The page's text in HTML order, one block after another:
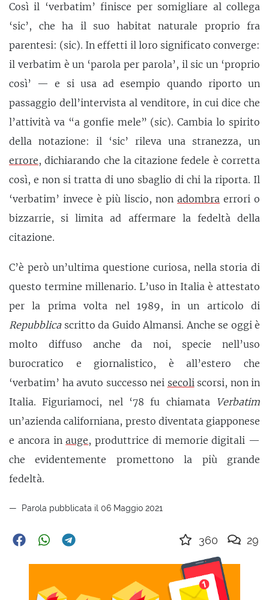
Così il ‘verbatim’ finisce per somigliare al collega
‘sic’, che ha il suo habitat naturale proprio fra
parentesi: (sic). In effetti il loro significato converge:
il verbatim è un ‘parola per parola’, il sic un ‘proprio
così’ — e si usa ad esempio quando riporto un
passaggio dell’intervista al venditore, in cui dice che
l’attività va “a gonfie mele” (sic). Cambia lo spirito
della notazione: il ‘sic’ rileva una stranezza, un
errore, dichiarando che la citazione fedele è corretta
così, e non si tratta di uno sbaglio di chi la riporta. Il
‘verbatim’ invece è più liscio, non adombra errori o
bizzarrie, si limita ad affermare la fedeltà della
citazione.
C’è però un’ultima questione curiosa, nella storia di
questo termine millenario. L’uso in Italia è attestato
per la prima volta nel 1989, in un articolo di
Repubblicascritto da Guido Almansi. Anche se oggi è
molto diffuso anche da noi, specie nell’uso
burocratico e giornalistico, è all’estero che
‘verbatim’ ha avuto successo nei secoli scorsi, non in
Italia. Figuriamoci, nel ‘78 fu chiamata Verbatim
un’azienda californiana, presto diventata giapponese
e ancora inauge, produttrice di memorie digitali —
che evidentemente promettono la più grande
fedeltà.
Parola pubblicata il 06 Maggio 2021
360 29